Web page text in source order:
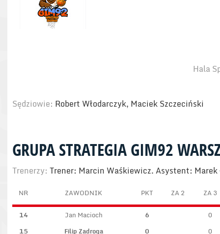
Hala
Sędziowie: Robert Włodarczyk, Maciek Szczeciński
GRUPA STRATEGIA GIM92
Trenerzy: Trener: Marcin Waśkiewicz. Asystent: Marek
NR ZAWODNIK PKT ZA 2 ZA 3
14 Jan Macioch 6
0
15
Filip Zadroga 0
0